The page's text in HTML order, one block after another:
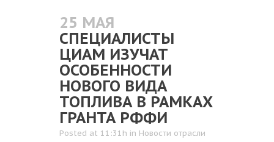
25 МАЯ
СПЕЦИАЛИСТЫ
ЦИАМ ИЗУЧАТ
ОСОБЕННОСТИ
НОВОГО ВИДА
ТОПЛИВА В РАМКАХ
ГРАНТА РФФИ
Posted at 11:31h in Новости отрасли